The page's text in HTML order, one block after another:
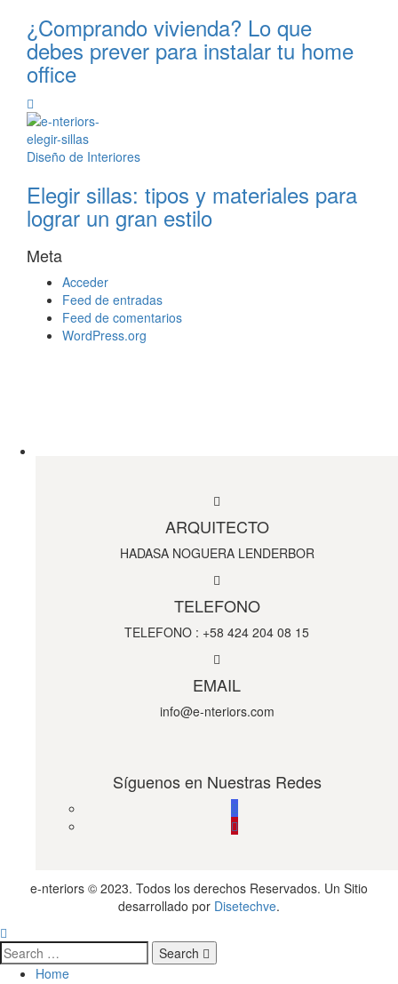
¿Comprando vivienda? Lo que
debes prever para instalar tu home
office
Diseño de Interiores
Elegir sillas: tipos y materiales para
lograr un gran estilo
Meta
Acceder
Feed de entradas
Feed de comentarios
WordPress.org
ARQUITECTO
HADASA NOGUERA LENDERBOR
TELEFONO
TELEFONO : +58 424 204 08 15
EMAIL
info@e-nteriors.com
Síguenos en Nuestras Redes
e-nteriors © 2023. Todos los derechos Reservados. Un Sitio
desarrollado por Disetechve.
Search
Home